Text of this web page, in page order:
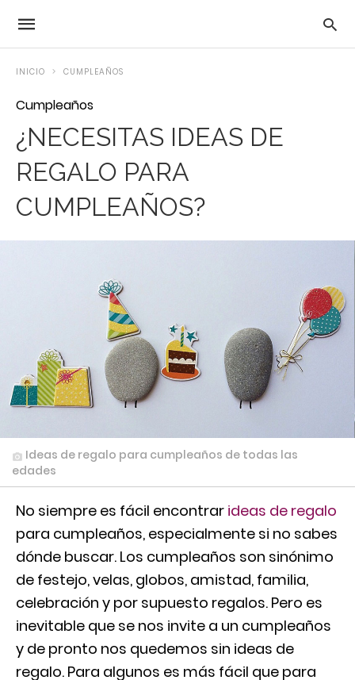
INICIO CUMPLEAÑOS
Cumpleaños
¿NECESITAS IDEAS DE
REGALO PARA
CUMPLEAÑOS?
Ideas de regalo para cumpleaños de todas las
edades
No siempre es fácil encontrar ideas de regalo
para cumpleaños, especialmente si no sabes
dónde buscar. Los cumpleaños son sinónimo
de festejo, velas, globos, amistad, familia,
celebración y por supuesto regalos. Pero es
inevitable que se nos invite a un cumpleaños
y de pronto nos quedemos sin ideas de
regalo. Para algunos es más fácil que para